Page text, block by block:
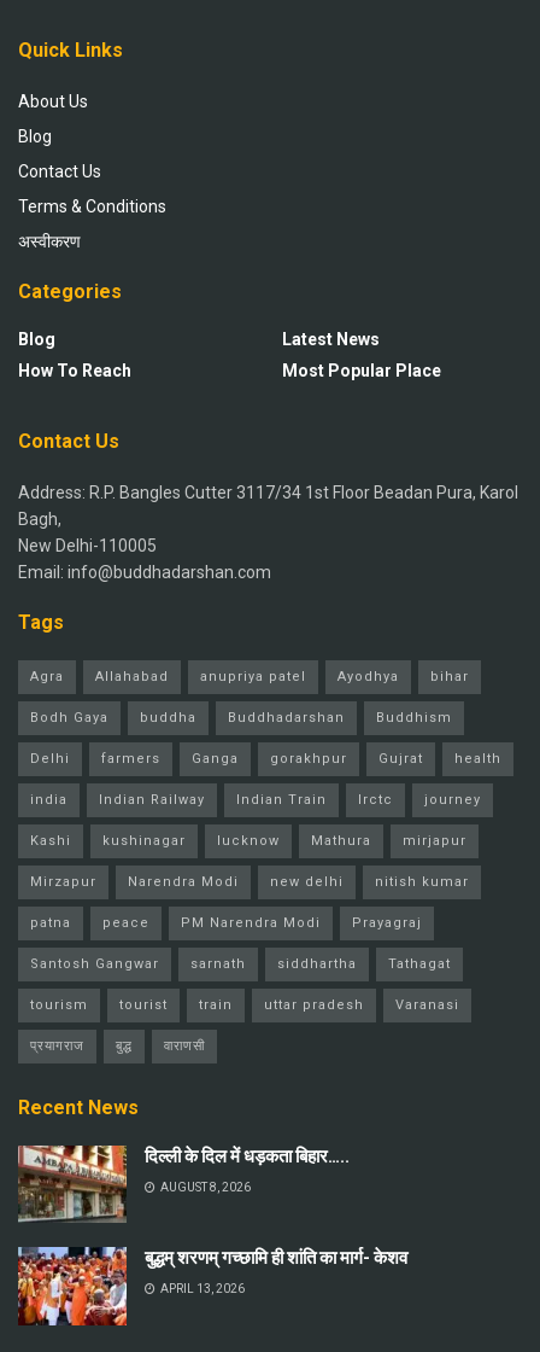
Quick Links
About Us
Blog
Contact Us
Terms & Conditions
अस्वीकरण
Categories
Blog
How To Reach
Latest News
Most Popular Place
Contact Us
Address: R.P. Bangles Cutter 3117/34 1st Floor Beadan Pura, Karol
Bagh,
New Delhi-110005
Email: info@buddhadarshan.com
Tags
Agra Allahabad anupriya patel Ayodhya bihar
Bodh Gaya buddha Buddhadarshan Buddhism
Delhi farmers Ganga gorakhpur Gujrat health
india Indian Railway Indian Train Irctc journey
Kashi kushinagar lucknow Mathura mirjapur
Mirzapur Narendra Modi new delhi nitish kumar
patna peace PM Narendra Modi Prayagraj
Santosh Gangwar sarnath siddhartha Tathagat
tourism tourist train uttar pradesh Varanasi
प्रयागराज बुद्ध वाराणसी
Recent News
दिल्ली के दिल में धड़कता बिहार…..
AUGUST 8, 2026
बुद्धम् शरणम् गच्छामि ही शांति का मार्ग- केशव
APRIL 13, 2026